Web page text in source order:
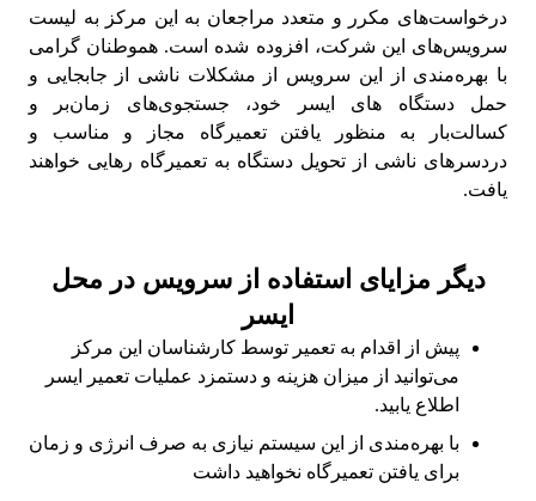
درخواست‌های مکرر و متعدد مراجعان به این مرکز به لیست
سرویس‌های این شرکت، افزوده شده است. هموطنان گرامی
با بهره‌مندی از این سرویس از مشکلات ناشی از جابجایی و
حمل دستگاه های ایسر خود، جستجوی‌های زمان‌بر و
کسالت‌بار به منظور یافتن تعمیرگاه مجاز و مناسب و
دردسرهای ناشی از تحویل دستگاه به تعمیرگاه رهایی خواهند
یافت.
دیگر مزایای استفاده از سرویس در محل
ایسر
پیش از اقدام به تعمیر توسط کارشناسان این مرکز
می‌توانید از میزان هزینه و دستمزد عملیات تعمیر ایسر
اطلاع یابید.
با بهره‌مندی از این سیستم نیازی به صرف انرژی و زمان
برای یافتن تعمیرگاه نخواهید داشت